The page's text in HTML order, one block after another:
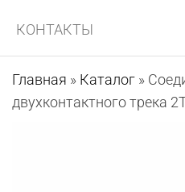
КОНТАКТЫ
Главная » Каталог »
двухконтактного трека